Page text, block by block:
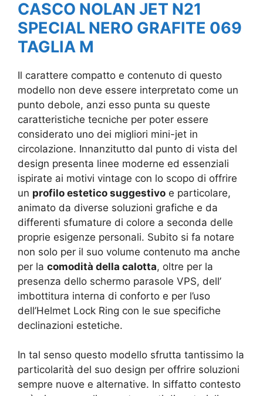
CASCO NOLAN JET N21
SPECIAL NERO GRAFITE 069
TAGLIA M
Il carattere compatto e contenuto di questo
modello non deve essere interpretato come un
punto debole, anzi esso punta su queste
caratteristiche tecniche per poter essere
considerato uno dei migliori mini-jet in
circolazione. Innanzitutto dal punto di vista del
design presenta linee moderne ed essenziali
ispirate ai motivi vintage con lo scopo di offrire
un profilo estetico suggestivo e particolare,
animato da diverse soluzioni grafiche e da
differenti sfumature di colore a seconda delle
proprie esigenze personali. Subito si fa notare
non solo per il suo volume contenuto ma anche
per la comodità della calotta, oltre per la
presenza dello schermo parasole VPS, dell’
imbottitura interna di conforto e per l’uso
dell’Helmet Lock Ring con le sue specifiche
declinazioni estetiche.
In tal senso questo modello sfrutta tantissimo la
particolarità del suo design per offrire soluzioni
sempre nuove e alternative. In siffatto contesto